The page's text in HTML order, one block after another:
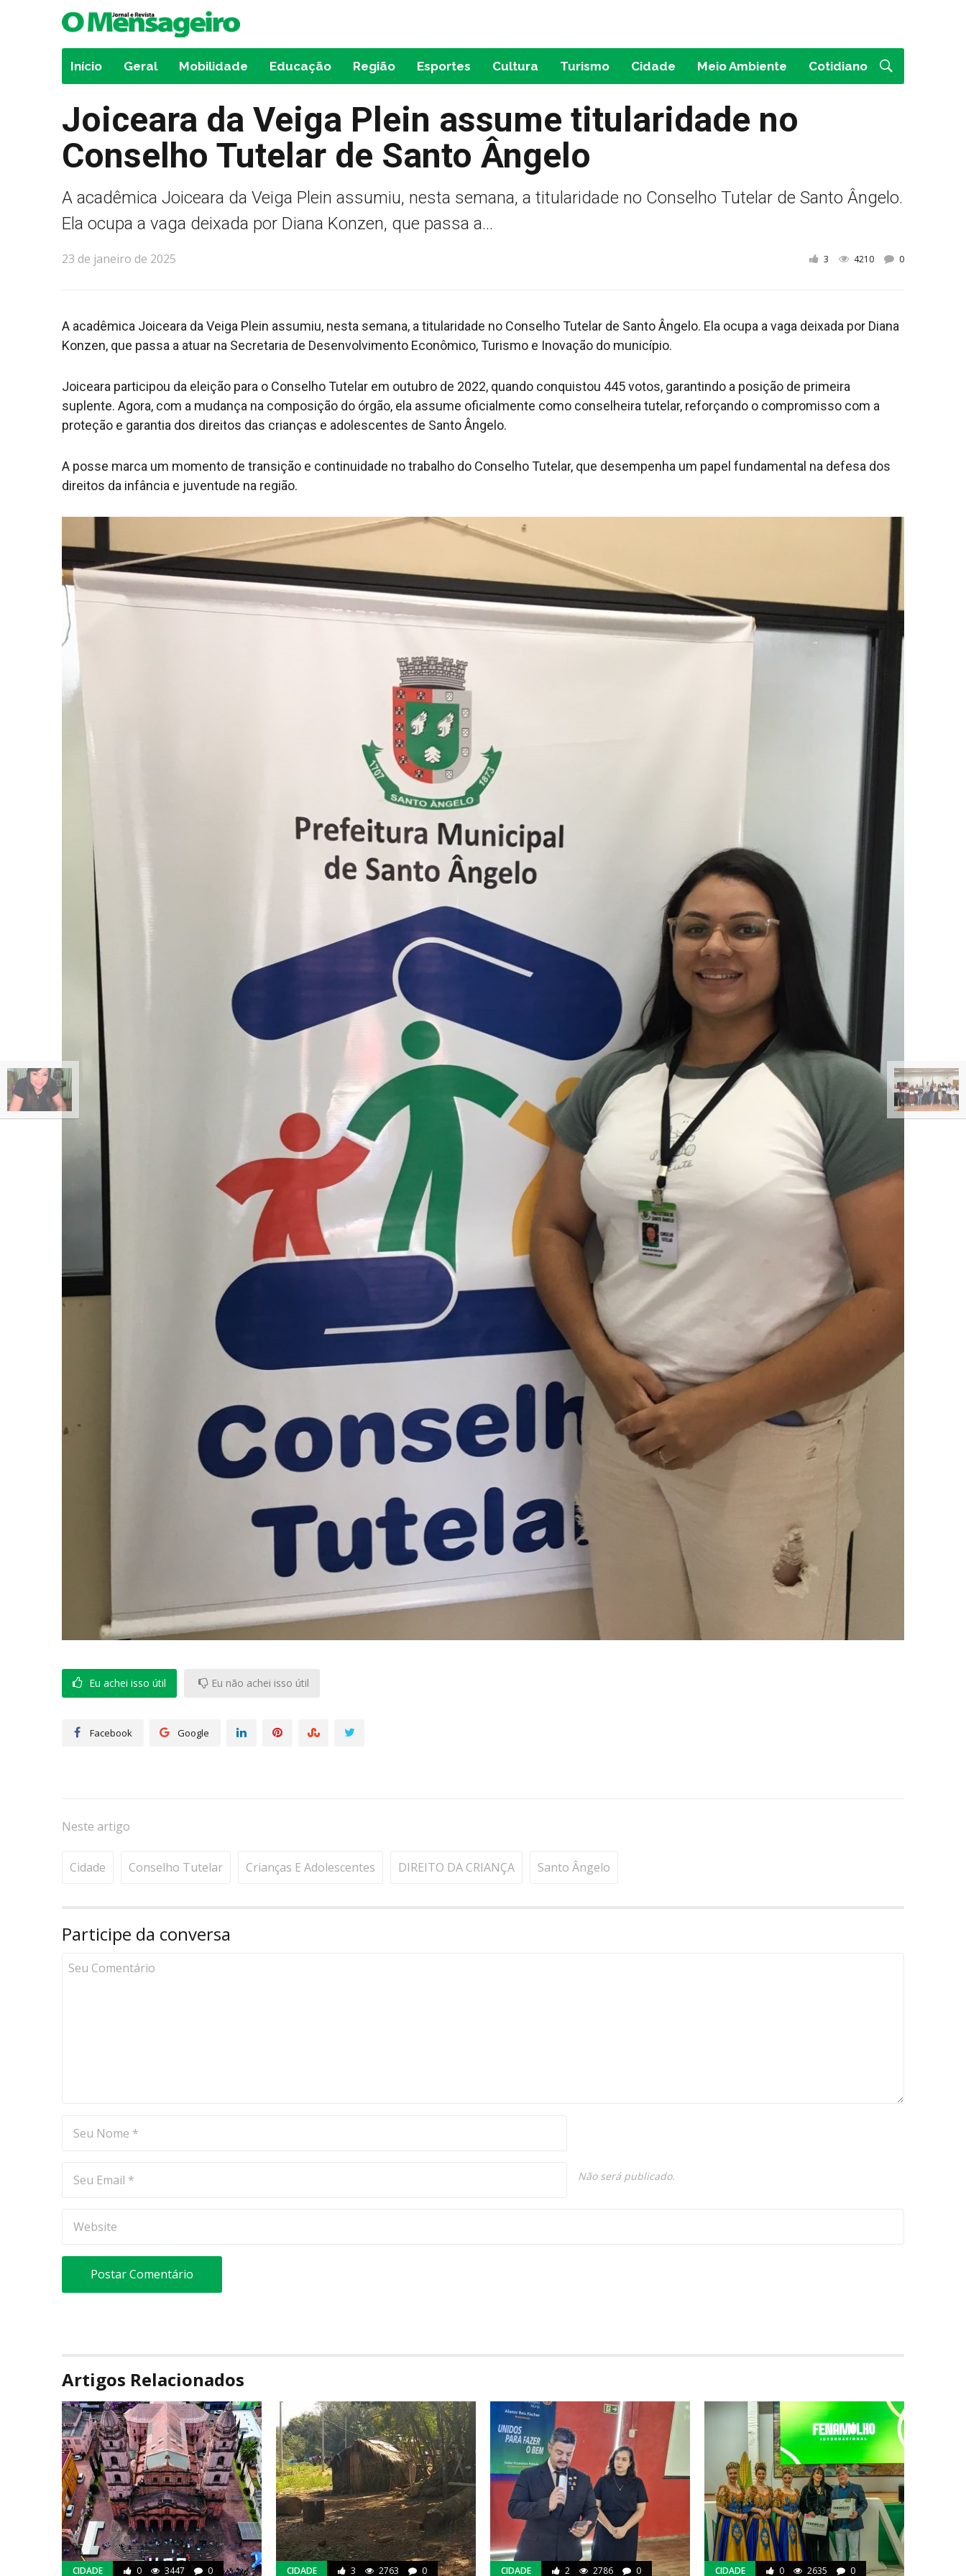
Início Geral Mobilidade Educação Região Esportes Cultura Turismo Cidade Meio Ambiente Cotidiano
Joiceara da Veiga Plein assume titularidade no
Conselho Tutelar de Santo Ângelo
A acadêmica Joiceara da Veiga Plein assumiu, nesta semana, a titularidade no Conselho Tutelar de Santo Ângelo.
Ela ocupa a vaga deixada por Diana Konzen, que passa a...
23 de janeiro de 2025 3 4210 0
A acadêmica Joiceara da Veiga Plein assumiu, nesta semana, a titularidade no Conselho Tutelar de Santo Ângelo. Ela ocupa a vaga deixada por Diana
Konzen, que passa a atuar na Secretaria de Desenvolvimento Econômico, Turismo e Inovação do município.
Joiceara participou da eleição para o Conselho Tutelar em outubro de 2022, quando conquistou 445 votos, garantindo a posição de primeira
suplente. Agora, com a mudança na composição do órgão, ela assume oficialmente como conselheira tutelar, reforçando o compromisso com a
proteção e garantia dos direitos das crianças e adolescentes de Santo Ângelo.
A posse marca um momento de transição e continuidade no trabalho do Conselho Tutelar, que desempenha um papel fundamental na defesa dos
direitos da infância e juventude na região.
Eu achei isso útil Eu não achei isso útil
Facebook Google
Neste artigo
Cidade Conselho Tutelar Crianças E Adolescentes DIREITO DA CRIANÇA Santo Ângelo
Participe da conversa
Não será publicado.
Artigos Relacionados
CIDADE 0 3447 0 CIDADE 3 2763 0 CIDADE 2 2786 0 CIDADE 0 2635 0